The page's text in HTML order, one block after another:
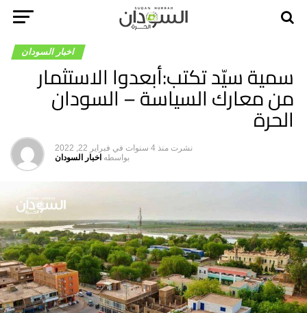
اخبار السودان
سمية سيّد تكتب:أبعدوا الاستثمار
من معارك السياسة – السودان
الحرة
نشرت منذ 4 سنوات في فبراير 22, 2022
بواسطه اخبار السودان